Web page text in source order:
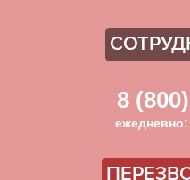
8 (800)
ежедневно: